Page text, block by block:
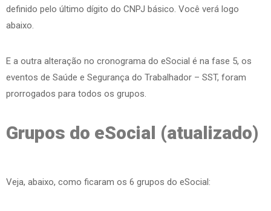
definido pelo último dígito do CNPJ básico. Você verá logo
abaixo.
E a outra alteração no cronograma do eSocial é na fase 5, os
eventos de Saúde e Segurança do Trabalhador – SST, foram
prorrogados para todos os grupos.
Grupos do eSocial (atualizado)
Veja, abaixo, como ficaram os 6 grupos do eSocial: